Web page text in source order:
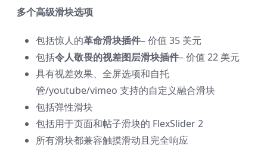
多个高级滑块选项
包括惊人的革命滑块插件– 价值 35 美元
包括令人敬畏的视差图层滑块插件– 价值 22 美元
具有视差效果、全屏选项和自托
管/youtube/vimeo 支持的自定义融合滑块
包括弹性滑块
包括用于页面和帖子滑块的 FlexSlider 2
所有滑块都兼容触摸滑动且完全响应